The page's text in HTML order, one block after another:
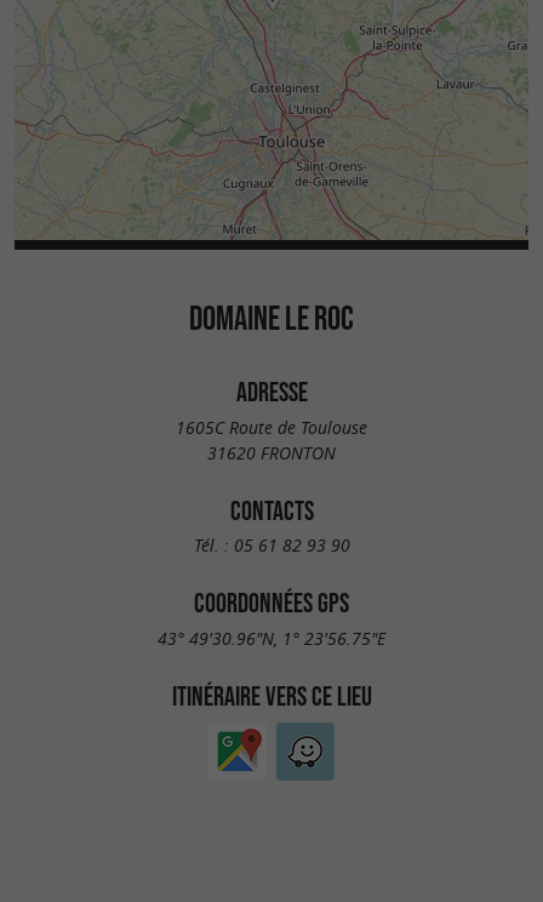
DOMAINE LE ROC
ADRESSE
1605C Route de Toulouse
31620 FRONTON
CONTACTS
Tél. : 05 61 82 93 90
COORDONNÉES GPS
43° 49'30.96"N, 1° 23'56.75"E
ITINÉRAIRE VERS CE LIEU